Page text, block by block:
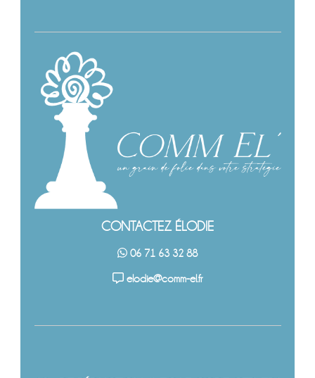
CONTACTEZ ÉLODIE
06 71 63 32 88
elodie@comm-el.fr